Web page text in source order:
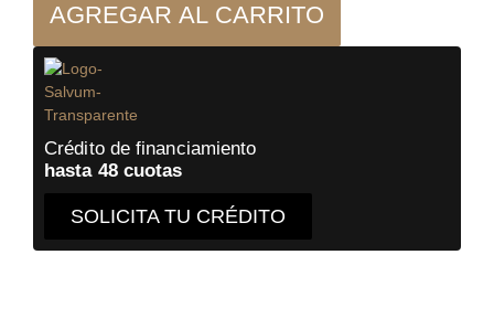
cantidad
AGREGAR AL CARRITO
Crédito de financiamiento
hasta 48 cuotas
SOLICITA TU CRÉDITO